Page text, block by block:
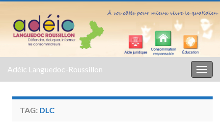
Adéic Languedoc-Roussillon
TAG: DLC